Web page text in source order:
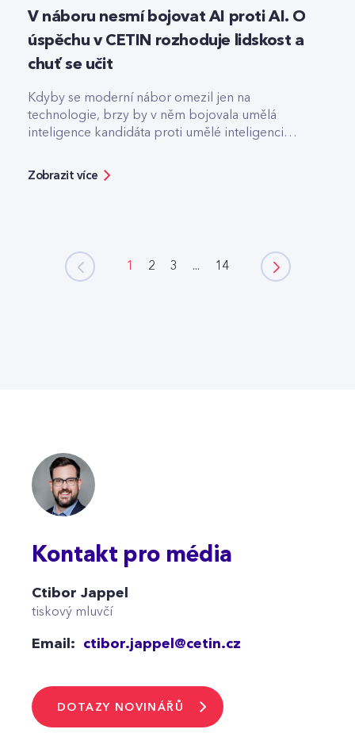
V náboru nesmí bojovat AI proti AI. O
úspěchu v CETIN rozhoduje lidskost a
chuť se učit
Kdyby se moderní nábor omezil jen na
technologie, brzy by v něm bojovala umělá
inteligence kandidáta proti umělé inteligenci
Zobrazit více
1 2 3 ... 14
Kontakt pro média
Ctibor Jappel
tiskový mluvčí
Email: ctibor.jappel@cetin.cz
DOTAZY NOVINÁŘŮ